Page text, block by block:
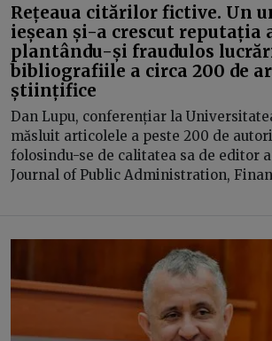
Rețeaua citărilor fictive. Un
ieșean și-a crescut reputația
plantându-și fraudulos
bibliografiile a circa 200 de
științifice
Dan Lupu, conferențiar la Universitatea
măsluit articolele a peste 200 de
folosindu-se de calitatea sa de editor
Journal of Public Administration,